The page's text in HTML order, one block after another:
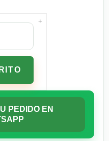
+
PEDIDO EN